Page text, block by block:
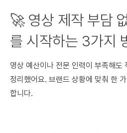
🚀 영상 제작 부담
를 시작하는 3가지
영상 예산이나 전문 인력이 부족해도
정리했어요. 브랜드 상황에 맞춰 한
합니다.